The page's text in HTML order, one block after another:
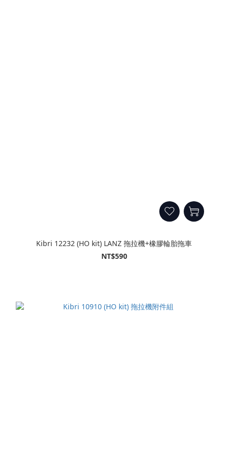
Kibri 12232 (HO kit) LANZ 拖拉機+橡膠輪胎拖車
NT$590